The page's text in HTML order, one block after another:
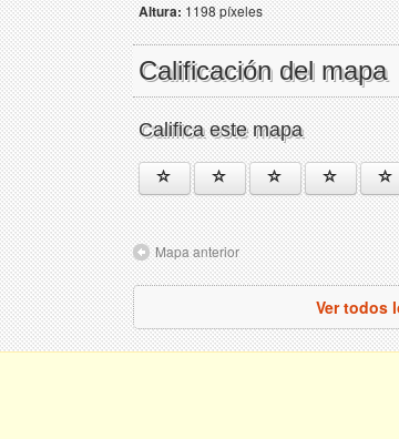
Altura:1198 píxeles
Calificación del mapa
Califica este mapa
Mapa anterior
Ver todos